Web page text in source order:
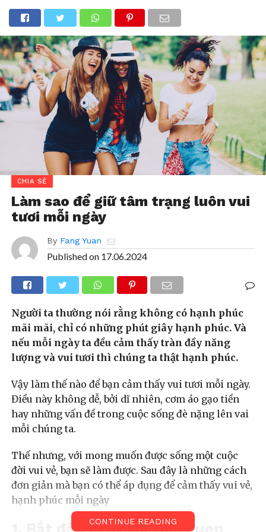
CHIA SẺ
Làm sao để giữ tâm trạng luôn vui
tươi mỗi ngày
By Fang Yuan
Published on 17.06.2024
Người ta thường nói rằng không có hạnh phúc
mãi mãi, chỉ có những phút giây hạnh phúc. Và
nếu mỗi ngày ta đều cảm thấy tràn đầy năng
lượng và vui tươi thì chúng ta thật hạnh phúc.
Vậy làm thế nào để bạn cảm thấy vui tươi mỗi ngày.
Điều này không dễ, bởi dĩ nhiên, cơm áo gạo tiền
hay những vấn đề trong cuộc sống đè nặng lên vai
mỗi chúng ta.
Thế nhưng, với mong muốn được sống một cuộc
đời vui vẻ, bạn sẽ làm được. Sau đây là những cách
đơn giản mà bạn có thể áp dụng để cảm thấy vui vẻ,
hạnh phúc mỗi ngày
CONTINUE READING